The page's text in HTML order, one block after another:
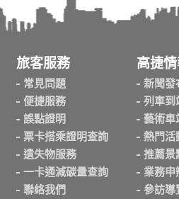
旅客服務
常見問題
便捷服務
誤點證明
票卡搭乘證明查詢
遺失物服務
一卡通減碳量查詢
聯絡我們
高捷
新聞發
列車到
藝術車
熱門活
推薦景
業務申
參訪導